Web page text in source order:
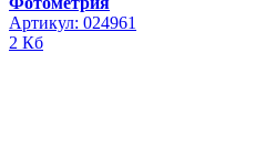
Артикул: 024961
2 Кб